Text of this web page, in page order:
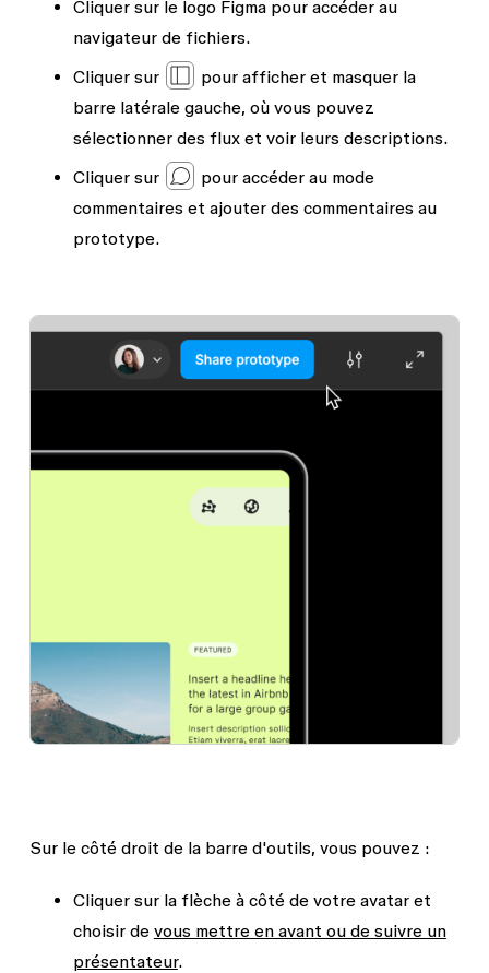
Cliquer sur le logo Figma pour accéder au
navigateur de fichiers.
Cliquer sur
pour afficher et masquer la
barre latérale gauche, où vous pouvez
sélectionner des flux et voir leurs descriptions.
Cliquer sur
pour accéder au mode
commentaires et ajouter des commentaires au
prototype.
Sur le côté droit de la barre d'outils, vous pouvez :
Cliquer sur la flèche à côté de votre avatar et
choisir de vous mettre en avant ou de suivre un
présentateur.